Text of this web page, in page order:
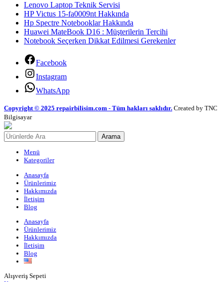
Lenovo Laptop Teknik Servisi
HP Victus 15-fa0009nt Hakkında
Hp Spectre Notebooklar Hakkında
Huawei MateBook D16 : Müşterilerin Tercihi
Notebook Seçerken Dikkat Edilmesi Gerekenler
Facebook
Instagram
WhatsApp
Copyright © 2025 repairbilisim.com - Tüm hakları saklıdır. Created by TNC
Bilgisayar
Arama
Menü
Kategoriler
Anasayfa
Ürünlerimiz
Hakkımızda
İletişim
Blog
Anasayfa
Ürünlerimiz
Hakkımızda
İletişim
Blog
Alışveriş Sepeti